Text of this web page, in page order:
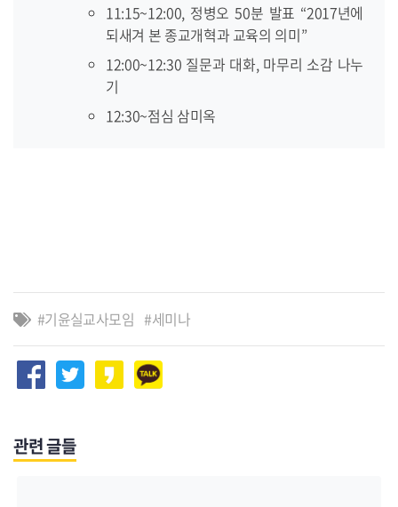
11:15~12:00, 정병오 50분 발표 “2017년에
되새겨 본 종교개혁과 교육의 의미”
12:00~12:30 질문과 대화, 마무리 소감 나누
기
12:30~점심 삼미옥
기윤실교사모임 세미나
관련 글들